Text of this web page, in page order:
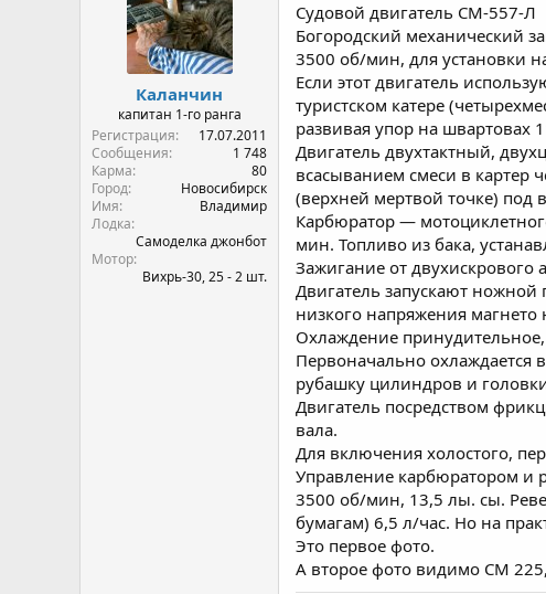
Каланчин
капитан 1-го ранга
Регистрация
17.07.2011
Сообщения
1 748
Карма
80
Город
Новосибирск
Имя
Владимир
Лодка
Самоделка джонбот
Мотор
Вихрь-30, 25 - 2 шт.
Судовой двигатель СМ-557-Л
Богородский механический
3500 об/мин, для установки
Если этот двигатель
туристском катере
развивая упор на швартовах
Двигатель двухтактный,
всасыванием смеси в картер
(верхней мертвой точке) под
Карбюратор —
мин. Топливо из бака,
Зажигание от двухискрового
Двигатель запускают
низкого напряжения магнето
Охлаждение
Первоначально охлаждается
рубашку цилиндров и
Двигатель посредством
вала.
Для включения холостого,
Управление карбюратором и
3500 об/мин, 13,5 лы. сы.
бумагам) 6,5 л/час. Но на
Это первое фото.
А второе фото видимо СМ